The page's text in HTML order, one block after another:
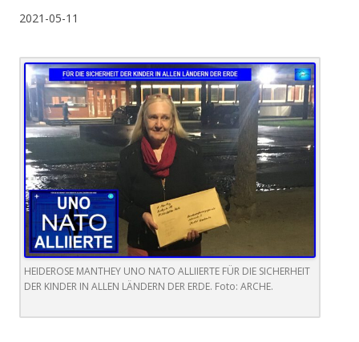
2021-05-11
HEIDEROSE MANTHEY UNO NATO ALLIIERTE FÜR DIE SICHERHEIT
DER KINDER IN ALLEN LÄNDERN DER ERDE. Foto: ARCHE.